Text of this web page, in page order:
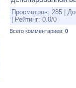
Просмотров: 285
Рейтинг: 0.0/0
Всего комментариев: 0